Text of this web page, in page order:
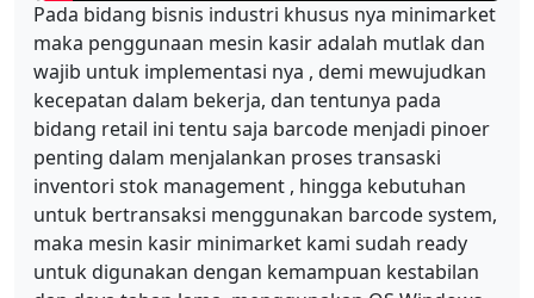
Pada bidang bisnis industri khusus nya minimarket
maka penggunaan mesin kasir adalah mutlak dan
wajib untuk implementasi nya , demi mewujudkan
kecepatan dalam bekerja, dan tentunya pada
bidang retail ini tentu saja barcode menjadi pinoer
penting dalam menjalankan proses transaski
inventori stok management , hingga kebutuhan
untuk bertransaksi menggunakan barcode system,
maka mesin kasir minimarket kami sudah ready
untuk digunakan dengan kemampuan kestabilan